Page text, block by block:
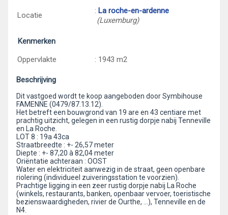
Locatie : La roche-en-ardenne
(Luxemburg)
Kenmerken
Oppervlakte
: 1943 m2
Beschrijving
Dit vastgoed wordt te koop aangeboden door Symbihouse
FAMENNE (0479/87.13.12).
Het betreft een bouwgrond van 19 are en 43 centiare met
prachtig uitzicht, gelegen in een rustig dorpje nabij Tenneville
en La Roche.
LOT 8 : 19a 43ca
Straatbreedte : +- 26,57 meter
Diepte : +- 87,20 à 82,04 meter
Oriëntatie achteraan : OOST
Water en elektriciteit aanwezig in de straat, geen openbare
riolering (individueel zuiveringsstation te voorzien).
Prachtige ligging in een zeer rustig dorpje nabij La Roche
(winkels, restaurants, banken, openbaar vervoer, toeristische
bezienswaardigheden, rivier de Ourthe, …), Tenneville en de
N4.